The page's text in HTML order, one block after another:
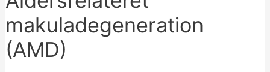
makuladegeneration
(AMD)